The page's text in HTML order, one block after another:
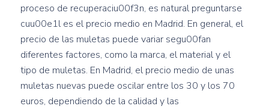
proceso de recuperaciu00f3n, es natural preguntarse
cuu00e1l es el precio medio en Madrid. En general, el
precio de las muletas puede variar segu00fan
diferentes factores, como la marca, el material y el
tipo de muletas. En Madrid, el precio medio de unas
muletas nuevas puede oscilar entre los 30 y los 70
euros, dependiendo de la calidad y las